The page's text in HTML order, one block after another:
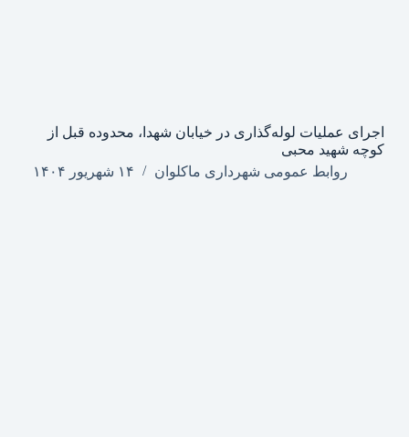
اجرای عملیات لوله‌گذاری در خیابان شهدا، محدوده قبل از
کوچه شهید محبی
روابط عمومی شهرداری ماکلوان
۱۴ شهریور ۱۴۰۴